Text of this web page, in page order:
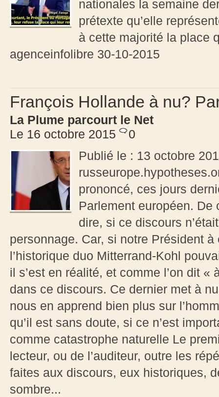
nationales la semaine
prétexte qu’elle
à cette majorité la place
agenceinfolibre 30-10-2015
François Hollande à nu?
La Plume parcourt le Net
Le 16 octobre 2015
0
Publié le : 13 octobre
prononcé, ces jours
Parlement européen.
dire, si ce discours
personnage. Car, si notre Président
l’historique duo Mitterrand-Kohl
il s’est en réalité, et comme l’on dit
dans ce discours. Ce dernier met à
nous en apprend bien plus sur
qu’il est sans doute, si ce n’est
comme catastrophe naturelle Le
lecteur, ou de l’auditeur, outre les
faites aux discours, eux historiques,
sombre...